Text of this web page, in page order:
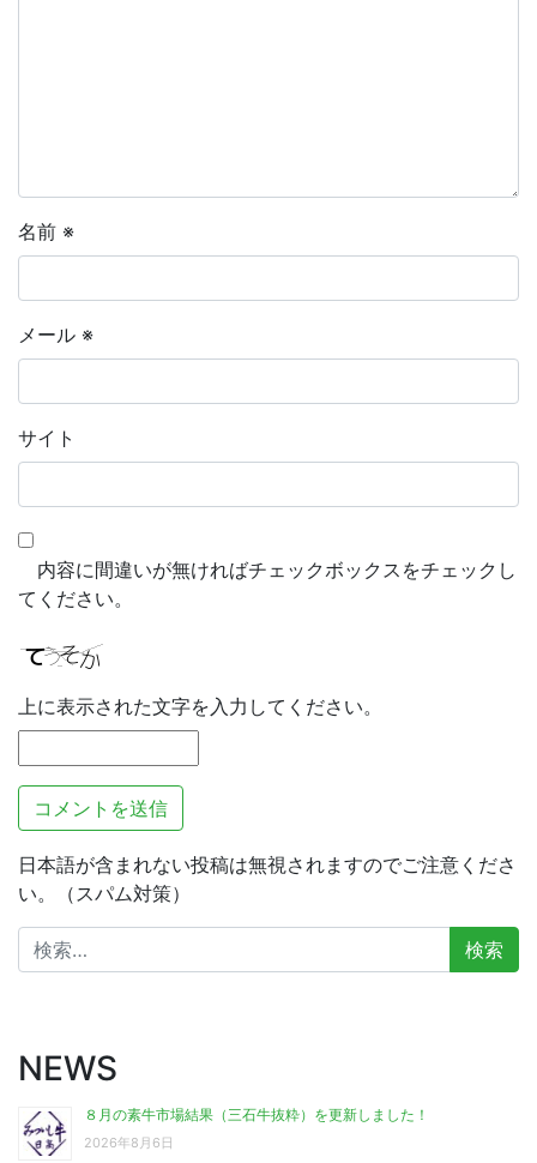
名前 ※
メール ※
サイト
内容に間違いが無ければチェックボックスをチェックし
てください。
上に表示された文字を入力してください。
日本語が含まれない投稿は無視されますのでご注意くださ
い。（スパム対策）
検
索:
NEWS
８月の素牛市場結果（三石牛抜粋）を更新しました！
2026年8月6日